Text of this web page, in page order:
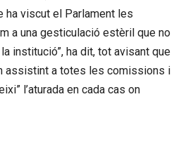
ha viscut el Parlament les
a una gesticulació estèril que no
institució”, ha dit, tot avisant que
assistint a totes les comissions i
l’aturada en cada cas on